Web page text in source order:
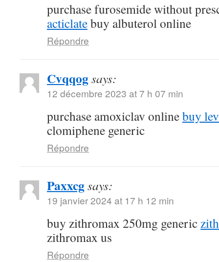
purchase furosemide without
acticlatebuy albuterol online
Répondre
Cvqqogsays:
12 décembre 2023 at 7 h 07 min
purchase amoxiclav onlinebuy
clomiphene generic
Répondre
Paxxcgsays:
19 janvier 2024 at 17 h 12 min
buy zithromax 250mg generic
zithromax us
Répondre